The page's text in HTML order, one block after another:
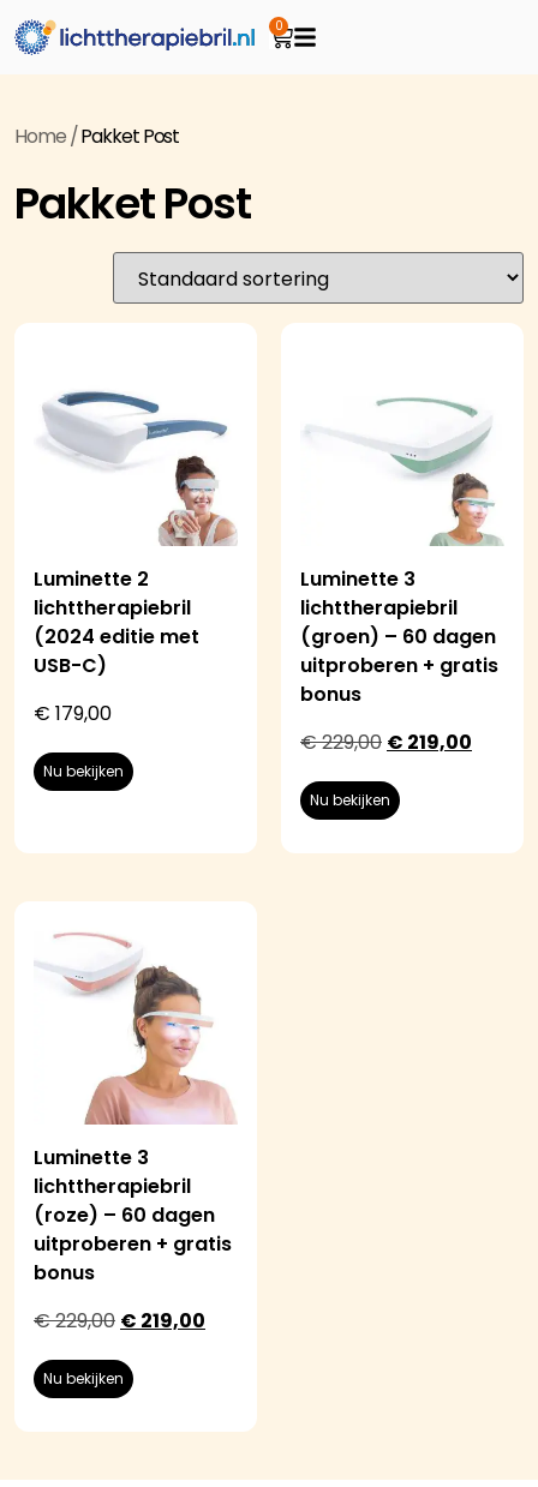
0
Home/Pakket Post
Pakket Post
Luminette 2
lichttherapiebril
(2024 editie met
USB-C)
€ 179,00
Nu bekijken
Luminette 3
lichttherapiebril
(groen) – 60 dagen
uitproberen + gratis
bonus
€229,00 € 219,00
Nu bekijken
Luminette 3
lichttherapiebril
(roze) – 60 dagen
uitproberen + gratis
bonus
€229,00 € 219,00
Nu bekijken